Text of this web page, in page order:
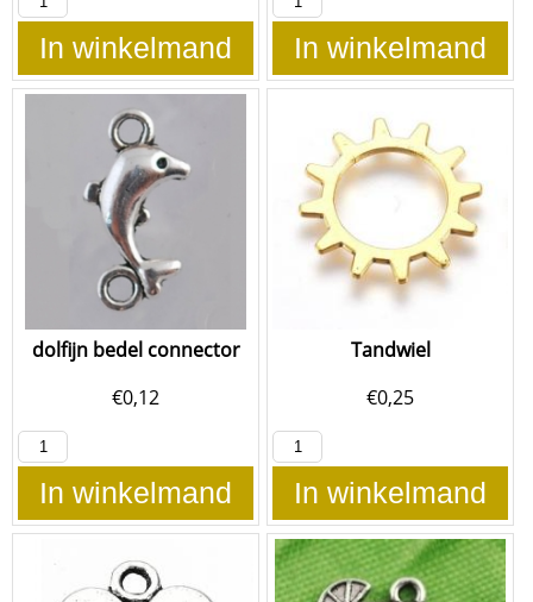
In winkelmand In winkelmand
dolfijn bedel connector
€0,12
In winkelmand
Tandwiel
€0,25
In winkelmand